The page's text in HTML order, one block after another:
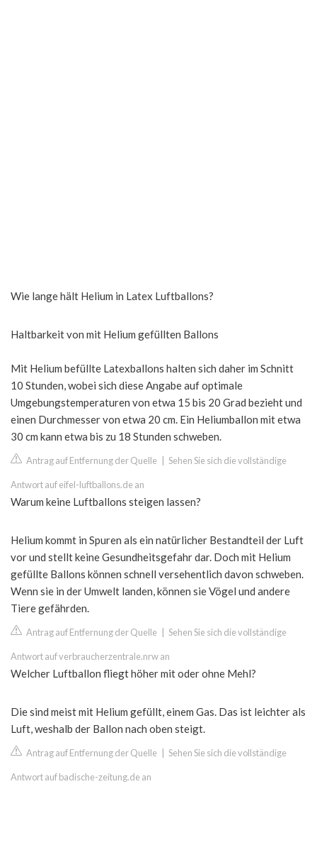
Wie lange hält Helium in Latex Luftballons?
Haltbarkeit von mit Helium gefüllten Ballons
Mit Helium befüllte Latexballons halten sich daher im Schnitt
10 Stunden, wobei sich diese Angabe auf optimale
Umgebungstemperaturen von etwa 15 bis 20 Grad bezieht und
einen Durchmesser von etwa 20 cm. Ein Heliumballon mit etwa
30 cm kann etwa bis zu 18 Stunden schweben.
Antrag auf Entfernung der Quelle Sehen Sie sich die vollständige
Antwort auf eifel-luftballons.de an
Warum keine Luftballons steigen lassen?
Helium kommt in Spuren als ein natürlicher Bestandteil der Luft
vor und stellt keine Gesundheitsgefahr dar. Doch mit Helium
gefüllte Ballons können schnell versehentlich davon schweben.
Wenn sie in der Umwelt landen, können sie Vögel und andere
Tiere gefährden.
Antrag auf Entfernung der Quelle Sehen Sie sich die vollständige
Antwort auf verbraucherzentrale.nrw an
Welcher Luftballon fliegt höher mit oder ohne Mehl?
Die sind meist mit Helium gefüllt, einem Gas. Das ist leichter als
Luft, weshalb der Ballon nach oben steigt.
Antrag auf Entfernung der Quelle Sehen Sie sich die vollständige
Antwort auf badische-zeitung.de an